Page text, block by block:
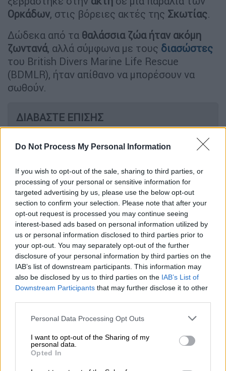
Do Not Process My Personal Information
If you wish to opt-out of the sale, sharing to third parties, or
processing of your personal or sensitive information for
targeted advertising by us, please use the below opt-out
section to confirm your selection. Please note that after your
opt-out request is processed you may continue seeing
interest-based ads based on personal information utilized by
us or personal information disclosed to third parties prior to
your opt-out. You may separately opt-out of the further
disclosure of your personal information by third parties on the
IAB’s list of downstream participants. This information may
also be disclosed by us to third parties on the IAB’s List of
Downstream Participants that may further disclose it to other
Please note that this website/app uses one or more Google
not limited to your visit or usage behaviour. You may click to
grant or deny consent to Google and its third-party tags to
use your data for below specified purposes in below Google
consent section.
Personal Data Processing Opt Outs
I want to opt-out of the Sharing of my
personal data.
Opted In
Ορκάδων, στις βόρειες ακτές της Σκωτίας.
Δώδεκα από τα θαλάσσια ζώα ήταν ακόμη
ζωντανά, αλλά σύμφωνα με τους διασώστες
του British Divers Marine Life Rescue
(BDMLR), ήταν απίθανο να μπορέσουν να
σωθούν.
ΔΙΑΒΑΣΤΕ ΕΠΙΣΗΣ
Γάζωσαν αρχηγό Βρετανών gangster
έξω από καφετέρια στη Μολδαβία:
Με ηλεκτρικό σκούτερ ο εκτελεστής
Άγνωστο γιατί βγήκαν στη στεριά
Είναι άγνωστο τι προκάλεσε την προσάραξη
αλλά οι ειδικοί δήλωσαν ότι ήτανπιθανό μια
φάλαινα να έμπλεξε και οι άλλες να την
ακολούθησαν. Το κοπάδι περιλαμβάνει
αρσενικέςφάλαινες μήκουςέως και επτά
μέτρων, μαζί με θηλυκές, και μικρά
Στο σημείο έχουν